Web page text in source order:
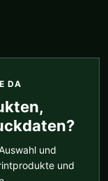
DA
und
und